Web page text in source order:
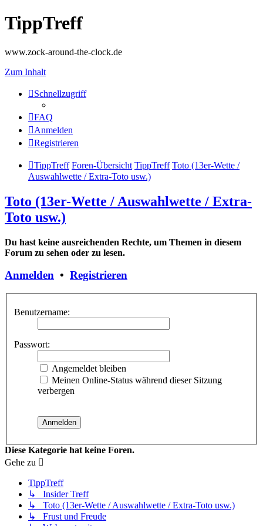
TippTreff
www.zock-around-the-clock.de
Zum Inhalt
Schnellzugriff
FAQ
Anmelden
Registrieren
TippTreff Foren-Übersicht TippTreff Toto (13er-Wette /
Auswahlwette / Extra-Toto usw.)
Toto (13er-Wette / Auswahlwette / Extra-
Toto usw.)
Du hast keine ausreichenden Rechte, um Themen in diesem
Forum zu sehen oder zu lesen.
Anmelden • Registrieren
Benutzername:
Passwort:
Angemeldet bleiben
Meinen Online-Status während dieser Sitzung
verbergen
Diese Kategorie hat keine Foren.
Gehe zu
TippTreff
↳ Insider Treff
↳ Toto (13er-Wette / Auswahlwette / Extra-Toto usw.)
↳ Frust und Freude